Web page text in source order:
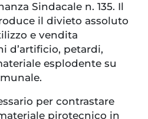
Sindacale n. 135. Il
il divieto assoluto
e vendita
d’artificio, petardi,
esplodente su
per contrastare
pirotecnico in